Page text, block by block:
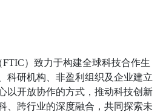
） —— 构建跨国、跨学